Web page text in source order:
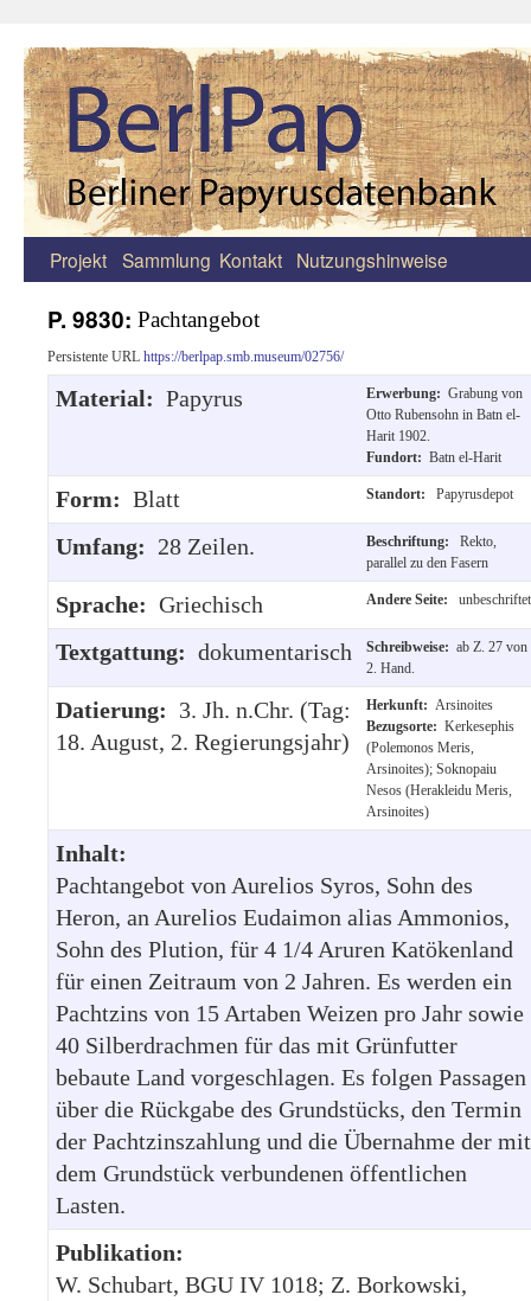
Zum
springen
Projekt Sammlung Kontakt Nutzungshinweise
P. 9830: Pachtangebot
Persistente URL https://berlpap.smb.museum/02756/
Material: Papyrus Erwerbung: Grabung von
Otto Rubensohn in Batn el-
Harit 1902.
Fundort: Batn el-Harit
Form: Blatt Standort: Papyrusdepot
Umfang: 28 Zeilen. Beschriftung:
Rekto,
parallel zu den Fasern
Sprache: Griechisch Andere Seite: unbeschriftet
Textgattung: dokumentarisch Schreibweise: ab Z. 27 von
2. Hand.
Datierung: 3. Jh. n.Chr. (Tag:
18. August, 2. Regierungsjahr)
Herkunft: Arsinoites
Bezugsorte: Kerkesephis
(Polemonos Meris,
Arsinoites); Soknopaiu
Nesos (Herakleidu Meris,
Arsinoites)
Inhalt:
Pachtangebot von Aurelios Syros, Sohn des
Heron, an Aurelios Eudaimon alias Ammonios,
Sohn des Plution, für 4 1/4 Aruren Katökenland
für einen Zeitraum von 2 Jahren. Es werden ein
Pachtzins von 15 Artaben Weizen pro Jahr sowie
40 Silberdrachmen für das mit Grünfutter
bebaute Land vorgeschlagen. Es folgen Passagen
über die Rückgabe des Grundstücks, den Termin
der Pachtzinszahlung und die Übernahme der mit
dem Grundstück verbundenen öffentlichen
Lasten.
Publikation:
W. Schubart, BGU IV 1018; Z. Borkowski,